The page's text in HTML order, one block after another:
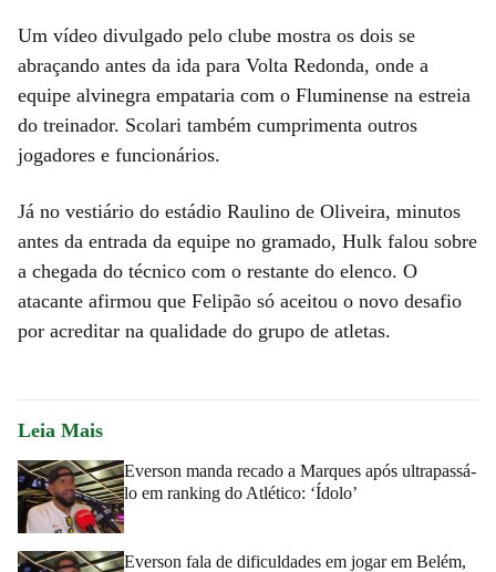
Um vídeo divulgado pelo clube mostra os dois se
abraçando antes da ida para Volta Redonda, onde a
equipe alvinegra empataria com o Fluminense na estreia
do treinador. Scolari também cumprimenta outros
jogadores e funcionários.
Já no vestiário do estádio Raulino de Oliveira, minutos
antes da entrada da equipe no gramado, Hulk falou sobre
a chegada do técnico com o restante do elenco. O
atacante afirmou que Felipão só aceitou o novo desafio
por acreditar na qualidade do grupo de atletas.
Leia Mais
Everson manda recado a Marques após ultrapassá-
lo em ranking do Atlético: ‘Ídolo’
Everson fala de dificuldades em jogar em Belém,